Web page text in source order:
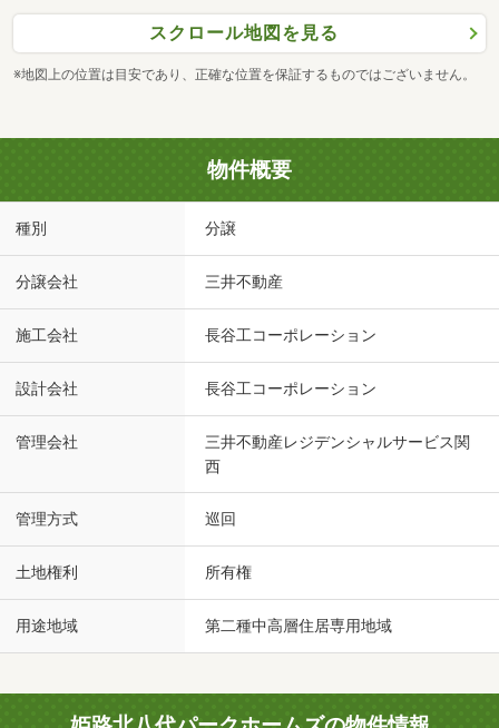
スクロール地図を見る
※地図上の位置は目安であり、正確な位置を保証するものではございません。
物件概要
種別 分譲
分譲会社 三井不動産
施工会社 長谷工コーポレーション
設計会社 長谷工コーポレーション
管理会社
三井不動産レジデンシャルサービス関
西
管理方式 巡回
土地権利 所有権
用途地域 第二種中高層住居専用地域